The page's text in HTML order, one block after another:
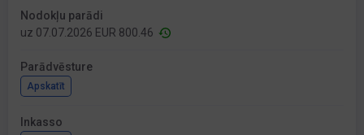
Nodokļu parādi
uz 07.07.2026 EUR 800.46
Parādvēsture
Apskatīt
Inkasso